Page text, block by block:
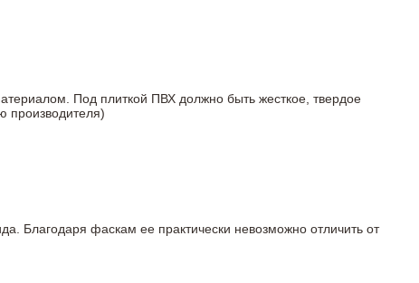
Под плиткой ПВХ должно быть жесткое, твердое
производителя)
Благодаря фаскам ее практически невозможно отличить от